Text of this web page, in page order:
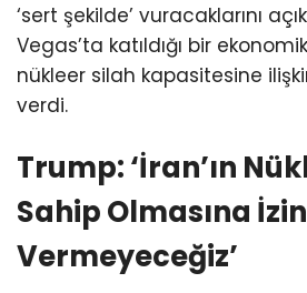
‘sert şekilde’ vuracaklarını
Vegas’ta katıldığı bir
nükleer silah kapasitesine
verdi.
Trump: ‘İran’ın
Sahip Olmasına İzin
Vermeyeceğiz’